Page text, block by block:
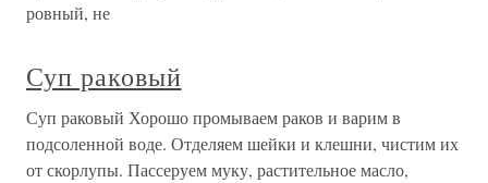
ровный, не
Суп раковый
Суп раковый Хорошо промываем раков и варим в
подсоленной воде. Отделяем шейки и клешни, чистим их
от скорлупы. Пассеруем муку, растительное масло,